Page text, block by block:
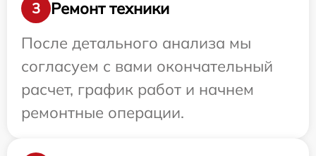
3
Ремонт техники
После детального анализа мы
согласуем с вами окончательный
расчет, график работ и начнем
ремонтные операции.